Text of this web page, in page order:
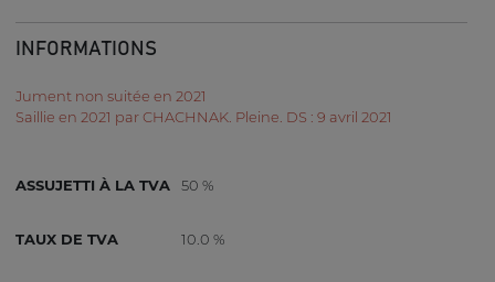
INFORMATIONS
Jument non suitée en 2021
Saillie en 2021 par CHACHNAK. Pleine. DS : 9 avril 2021
ASSUJETTI À LA TVA 50 %
TAUX DE TVA 10.0 %